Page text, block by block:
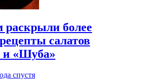
раскрыли более
салатов
и «Шуба»
спустя